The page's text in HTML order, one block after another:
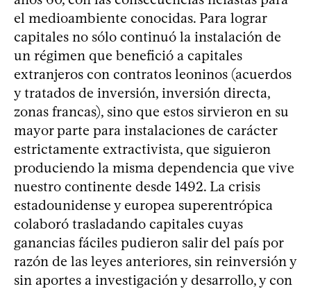
el medioambiente conocidas. Para lograr
capitales no sólo continuó la instalación de
un régimen que benefició a capitales
extranjeros con contratos leoninos (acuerdos
y tratados de inversión, inversión directa,
zonas francas), sino que estos sirvieron en su
mayor parte para instalaciones de carácter
estrictamente extractivista, que siguieron
produciendo la misma dependencia que vive
nuestro continente desde 1492. La crisis
estadounidense y europea superentrópica
colaboró trasladando capitales cuyas
ganancias fáciles pudieron salir del país por
razón de las leyes anteriores, sin reinversión y
sin aportes a investigación y desarrollo, y con